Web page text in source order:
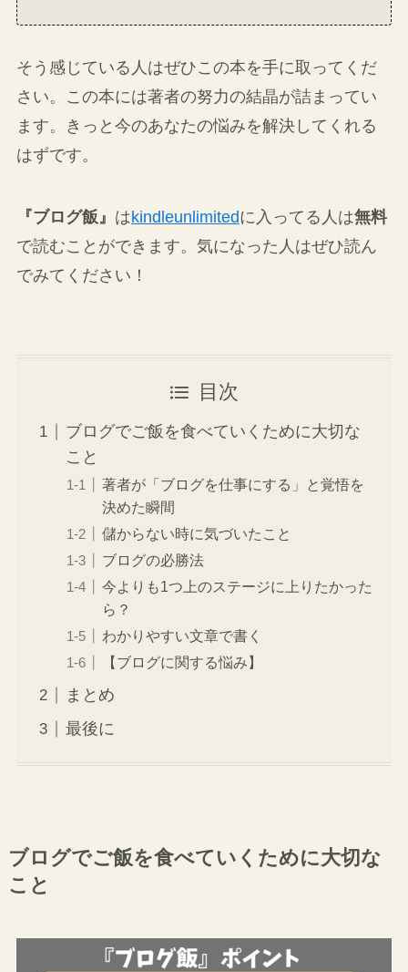
そう感じている人はぜひこの本を手に取ってくだ
さい。この本には著者の努力の結晶が詰まってい
ます。きっと今のあなたの悩みを解決してくれる
はずです。
『ブログ飯』 はkindleunlimitedに入ってる人は無料
で読むことができます。気になった人はぜひ読ん
でみてください！
目次
ブログでご飯を食べていくために大切な
こと
著者が「ブログを仕事にする」と覚悟を
決めた瞬間
儲からない時に気づいたこと
ブログの必勝法
今よりも1つ上のステージに上りたかった
ら？
わかりやすい文章で書く
【ブログに関する悩み】
まとめ
最後に
ブログでご飯を食べていくために大切な
こと